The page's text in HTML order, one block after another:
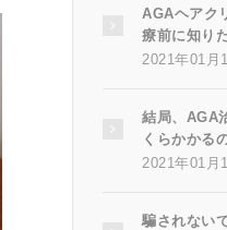
AGAヘアク
療前に知り
2021年01月
結局、AGA
くらかかる
2021年01月
騙されない